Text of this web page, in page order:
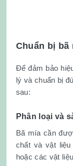
Chuẩn bị bã
Để đảm bảo
lý và chuẩn bị
sau:
Phân loại và
Bã mía cần
chất và vật
hoặc các vật